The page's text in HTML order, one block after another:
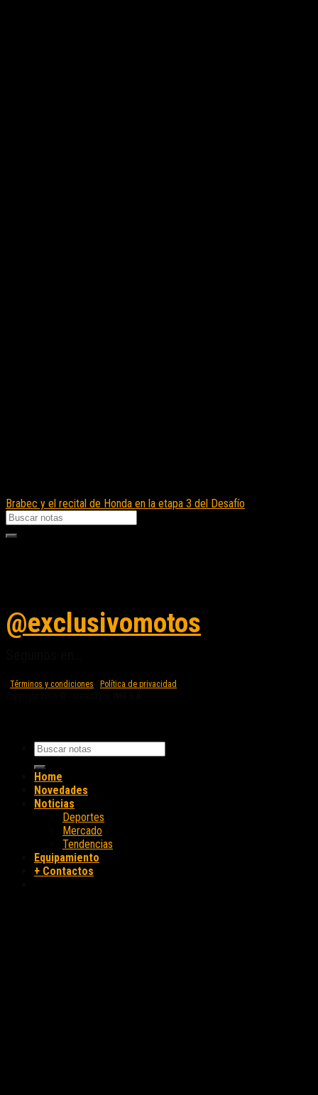
Brabec y el recital de Honda en la etapa 3 del Desafío
@exclusivomotos
Términos y condiciones
Política de privacidad
Home
Novedades
Noticias
Deportes
Mercado
Tendencias
Equipamiento
+ Contactos